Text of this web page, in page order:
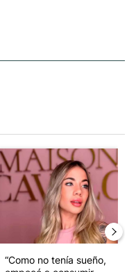
"La inflación en CABA
artículo de tendencia con
“Como no tenía sueño,